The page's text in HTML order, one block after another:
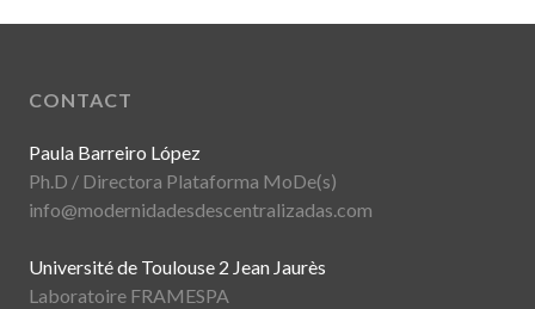
CONTACT
Paula Barreiro López
Ph.D / Directora Plataforma MoDe(s)
info@modernidadesdescentralizadas.com
Université de Toulouse 2 Jean Jaurès
Laboratoire FRAMESPA